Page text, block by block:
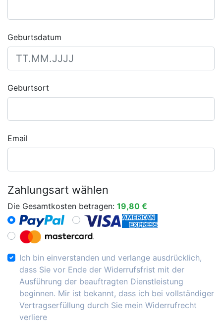
Geburtsdatum
Geburtsort
Email
Zahlungsart wählen
Die Gesamtkosten betragen: 19,80 €
Ich bin einverstanden und verlange ausdrücklich,
dass Sie vor Ende der Widerrufsfrist mit der
Ausführung der beauftragten Dienstleistung
beginnen. Mir ist bekannt, dass ich bei vollständiger
Vertragserfüllung durch Sie mein Widerrufrecht
verliere